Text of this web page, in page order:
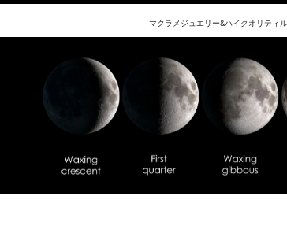
マクラメジュエリー&ハイクオリティ